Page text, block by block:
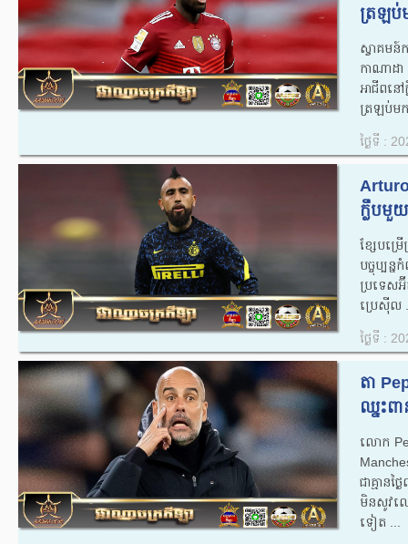
ត្រឡប់
ស្វាគមន៍
កាណាដា
អាជីពន
ត្រឡប់ម
ថ្ងៃទី :
ក្លឹបមួ
ខ្សែបម្
បច្ចុប្បន្
ប្រទេសអ៊ី
ប្រេស៊ីល​​
ថ្ងៃទី :
តា
ឈ្នះព
លោក​
ជាគ្មាន
មិនសូវលេ
ទៀត ...